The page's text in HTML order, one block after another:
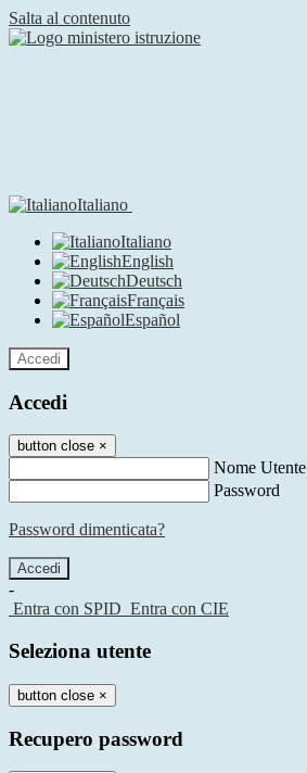
Salta al contenuto
Italiano
Italiano
English
Deutsch
Français
Español
Accedi
Accedi
button close ×
Nome Utente
Password
Password dimenticata?
-
Entra con SPID Entra con CIE
Seleziona utente
button close ×
Recupero password